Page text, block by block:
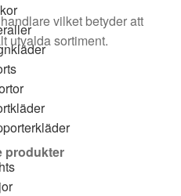
& linnen
vilket betyder att
utvalda sortiment.
produkter